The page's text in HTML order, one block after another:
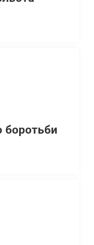
боротьби